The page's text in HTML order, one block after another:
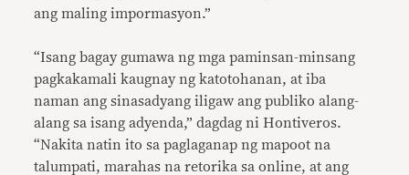
ang maling impormasyon.”
“Isang bagay gumawa ng mga paminsan-minsang
pagkakamali kaugnay ng katotohanan, at iba
naman ang sinasadyang iligaw ang publiko alang-
alang sa isang adyenda,” dagdag ni Hontiveros.
“Nakita natin ito sa paglaganap ng mapoot na
talumpati, marahas na retorika sa online, at ang